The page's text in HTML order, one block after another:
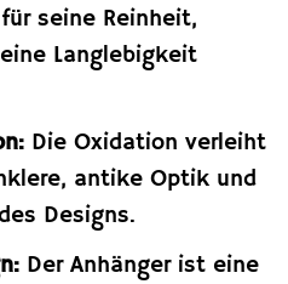
seine Reinheit,
Langlebigkeit
Die Oxidation verleiht
antike Optik und
Designs.
Der Anhänger ist eine